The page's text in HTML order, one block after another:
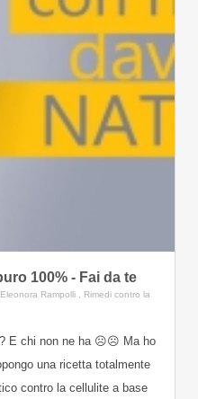
100% - Fai da te
Eleonora Rampolli
Rimedi contro la
E chi non ne ha ☹️☹️ Ma ho
una ricetta totalmente
contro la cellulite a base